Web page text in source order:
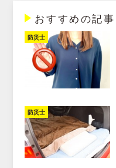
おすすめの記事
防災士
防災士